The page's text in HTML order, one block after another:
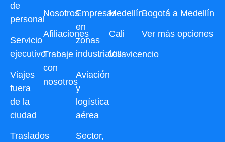
de
personal
Servicio
ejecutivo
Viajes
fuera
de la
ciudad
Traslados
Empresas
en
zonas
industriales
Aviación
y
logística
aérea
Sector,
Medellín
Cali
Villavicencio
Bogotá a Medellín
Ver más opciones
Nosotros
Afiliaciones
Trabaje
con
nosotros